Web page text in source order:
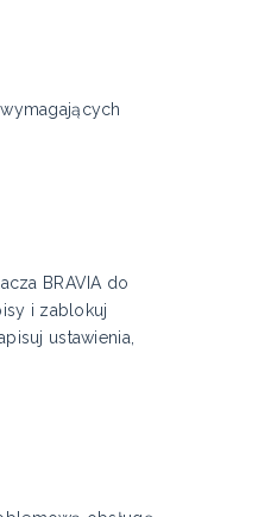
BRAVIA do
i zablokuj
ustawienia,